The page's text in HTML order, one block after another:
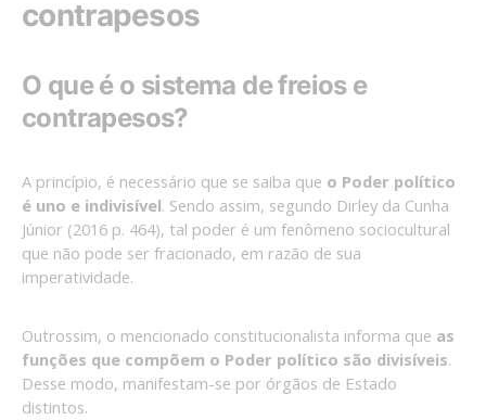
contrapesos
O que é o sistema de freios e
contrapesos?
A princípio, é necessário que se saiba que o Poder político
é uno e indivisível. Sendo assim, segundo Dirley da Cunha
Júnior (2016 p. 464), tal poder é um fenômeno sociocultural
que não pode ser fracionado, em razão de sua
imperatividade.
Outrossim, o mencionado constitucionalista informa que as
funções que compõem o Poder político são divisíveis.
Desse modo, manifestam-se por órgãos de Estado
distintos.